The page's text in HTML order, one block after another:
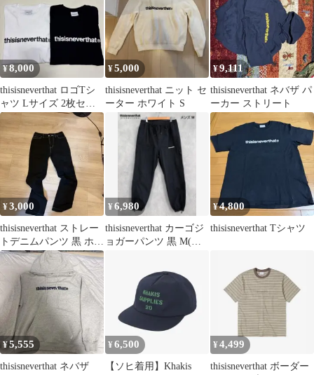
¥8,000
thisisneverthat ロゴTシ
ャツ Lサイズ 2枚セッ
ト
¥5,000
thisisneverthat ニット セ
ーター ホワイト S
¥9,111
thisisneverthat ネバザ パ
ーカー ストリート
¥3,000
thisisneverthat ストレー
トデニムパンツ 黒 ホワ
イトステッチ
¥6,980
thisisneverthat カーゴジ
ョガーパンツ 黒 M(冬
¥4,800
thisisneverthat Tシャツ
¥5,555
thisisneverthat ネバザ
¥6,500
【ソヒ着用】Khakis
¥4,499
thisisneverthat ボーダー